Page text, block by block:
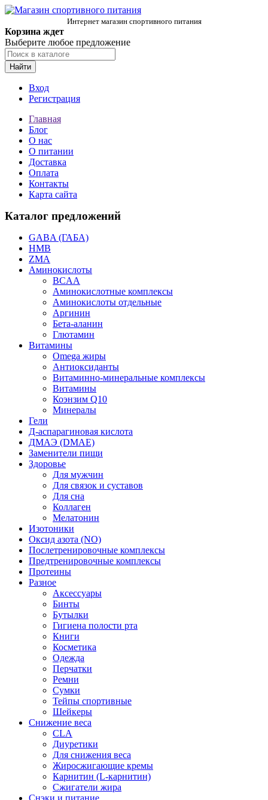
Интернет магазин спортивного питания
Корзина ждет
Выберите любое предложение
Найти
Вход
Регистрация
Главная
Блог
О нас
О питании
Доставка
Оплата
Контакты
Карта сайта
Каталог предложений
GABA (ГАБА)
HMB
ZMA
Аминокислоты
BCAA
Аминокислотные комплексы
Аминокислоты отдельные
Аргинин
Бета-аланин
Глютамин
Витамины
Omega жиры
Антиоксиданты
Витаминно-минеральные комплексы
Витамины
Коэнзим Q10
Минералы
Гели
Д-аспарагиновая кислота
ДМАЭ (DMAE)
Заменители пищи
Здоровье
Для мужчин
Для связок и суставов
Для сна
Коллаген
Мелатонин
Изотоники
Оксид азота (NO)
Послетренировочные комплексы
Предтренировочные комплексы
Протеины
Разное
Аксессуары
Бинты
Бутылки
Гигиена полости рта
Книги
Косметика
Одежда
Перчатки
Ремни
Сумки
Тейпы спортивные
Шейкеры
Снижение веса
CLA
Диуретики
Для снижения веса
Жиросжигающие кремы
Карнитин (L-карнитин)
Сжигатели жира
Снэки и питание